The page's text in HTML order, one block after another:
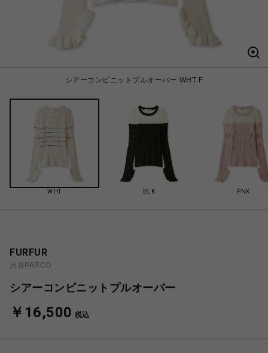
シアーコンビニットプルオーバー WHT F
WHT BLK PNK
FURFUR
渋谷PARCO
シアーコンビニットプルオーバー
￥16,500 税込